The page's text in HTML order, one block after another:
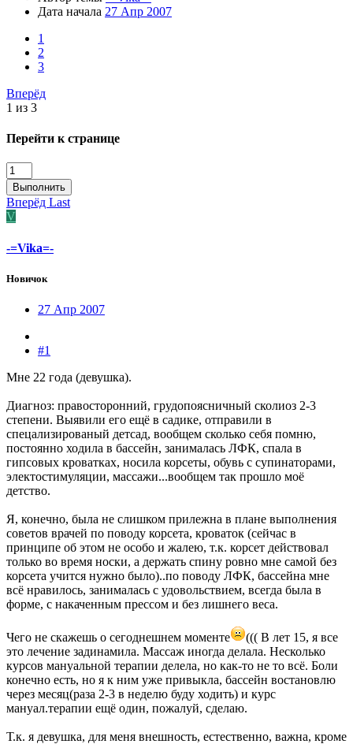
Дата начала 27 Апр 2007
1
2
3
Вперёд
1 из 3
Перейти к странице
Выполнить
Вперёд Last
V
-=Vika=-
Новичок
27 Апр 2007
#1
Мне 22 года (девушка).
Диагноз: правосторонний, грудопоясничный сколиоз 2-3
степени. Выявили его ещё в садике, отправили в
спецализированый детсад, вообщем сколько себя помню,
постоянно ходила в бассейн, занималась ЛФК, спала в
гипсовых кроватках, носила корсеты, обувь с супинаторами,
электостимуляции, массажи...вообщем так прошло моё
детство.
Я, конечно, была не слишком прилежна в плане выполнения
советов врачей по поводу корсета, кроваток (сейчас в
принципе об этом не особо и жалею, т.к. корсет действовал
только во время носки, а держать спину ровно мне самой без
корсета учится нужно было)..по поводу ЛФК, бассейна мне
всё нравилось, занималась с удовольствием, всегда была в
форме, с накаченным прессом и без лишнего веса.
Чего не скажешь о сегоднешнем моменте
((( В лет 15, я все
это лечение задинамила. Массаж иногда делала. Несколько
курсов мануальной терапии делела, но как-то не то всё. Боли
конечно есть, но я к ним уже привыкла, бассейн востановлю
через месяц(раза 2-3 в неделю буду ходить) и курс
мануал.терапии ещё один, пожалуй, сделаю.
Т.к. я девушка, для меня внешность, естественно, важна, кроме